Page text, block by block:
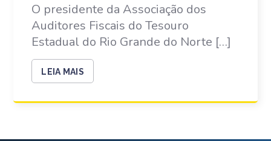
O presidente da Associação dos
Auditores Fiscais do Tesouro
Estadual do Rio Grande do Norte […]
LEIA MAIS